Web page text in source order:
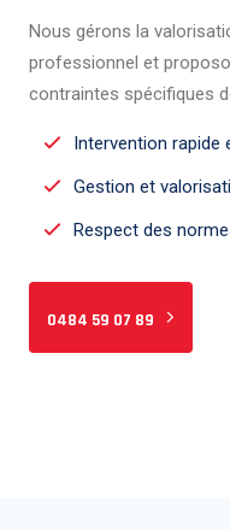
Nous gérons la
professionnel et
contraintes spécifiques
Intervention rapide
Gestion et
Respect des
0484 59 07 89